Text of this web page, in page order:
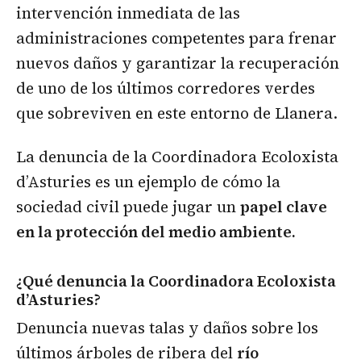
intervención inmediata de las
administraciones competentes para frenar
nuevos daños y garantizar la recuperación
de uno de los últimos corredores verdes
que sobreviven en este entorno de Llanera.
La denuncia de la Coordinadora Ecoloxista
d’Asturies es un ejemplo de cómo la
sociedad civil puede jugar unpapel clave
en la protección del medio ambiente.
¿Qué denuncia la Coordinadora Ecoloxista
d’Asturies?
Denuncia nuevas talas y daños sobre los
últimos árboles de ribera del río